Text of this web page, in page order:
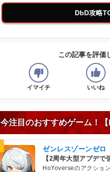
DbD攻略
この記事を評価
イマイチ いいね
今注目のおすすめゲーム！【
ゼンレスゾーンゼロ
【2周年大型アプデで
HoYoverseのアクショ